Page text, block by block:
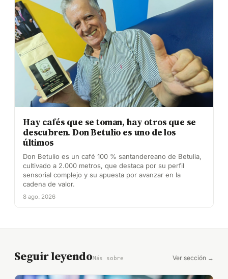
Hay cafés que se toman, hay otros que se
descubren. Don Betulio es uno de los
últimos
Don Betulio es un café 100 % santandereano de Betulia,
cultivado a 2.000 metros, que destaca por su perfil
sensorial complejo y su apuesta por avanzar en la
cadena de valor.
8 ago. 2026
Seguir leyendoMás sobre Ver sección →